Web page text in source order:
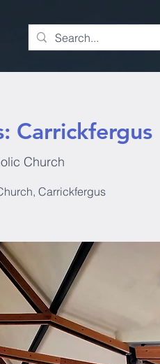
Carrickfergus
Church
Carrickfergus